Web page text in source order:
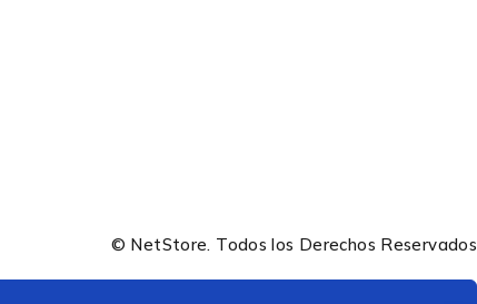
© NetStore. Todos los Derechos Reservados